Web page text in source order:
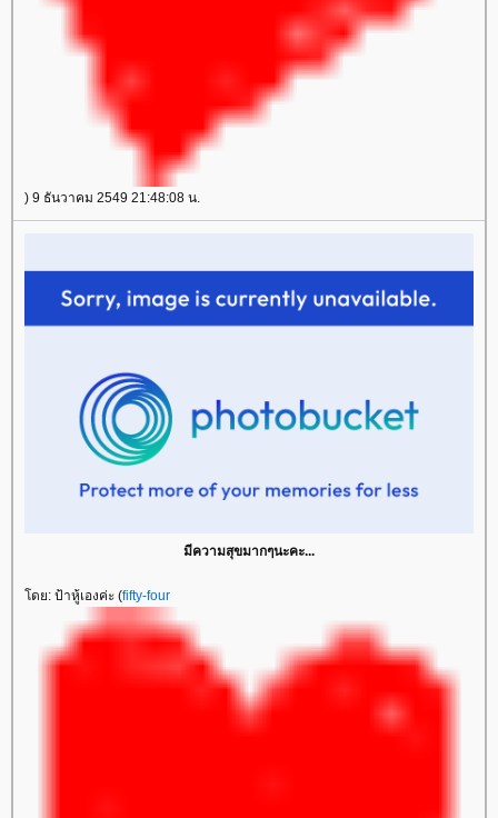
) 9 ธันวาคม 2549 21:48:08 น.
มีความสุขมากๆนะคะ...
ดย: ป้าหู้เองค่ะ (fifty-four